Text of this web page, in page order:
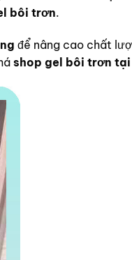
bôi trơn.
để nâng cao chất
shop gel bôi trơn tại